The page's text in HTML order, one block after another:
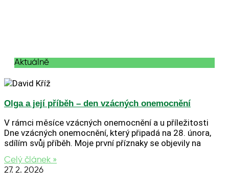
Aktuálně
Olga a její příběh – den vzácných onemocnění
V rámci měsíce vzácných onemocnění a u příležitosti
Dne vzácných onemocnění, který připadá na 28. února,
sdílím svůj příběh. Moje první příznaky se objevily na
Celý článek »
27. 2. 2026